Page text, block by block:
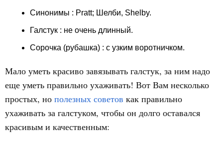
Синонимы : Pratt; Шелби, Shelby.
Галстук : не очень длинный.
Сорочка (рубашка) : с узким воротничком.
Мало уметь красиво завязывать галстук, за ним надо
еще уметь правильно ухаживать! Вот Вам несколько
простых, но полезных советов как правильно
ухаживать за галстуком, чтобы он долго оставался
красивым и качественным: